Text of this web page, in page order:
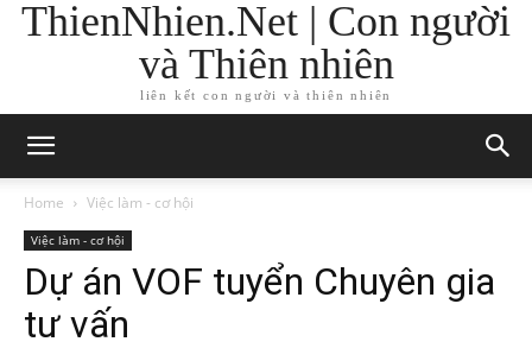
ThienNhien.Net | Con người
và Thiên nhiên
liên kết con người và thiên nhiên
Home Việc làm - cơ hội
Việc làm - cơ hội
Dự án VOF tuyển Chuyên gia
tư vấn